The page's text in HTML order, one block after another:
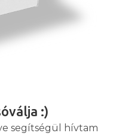
:)
segítségül hívtam